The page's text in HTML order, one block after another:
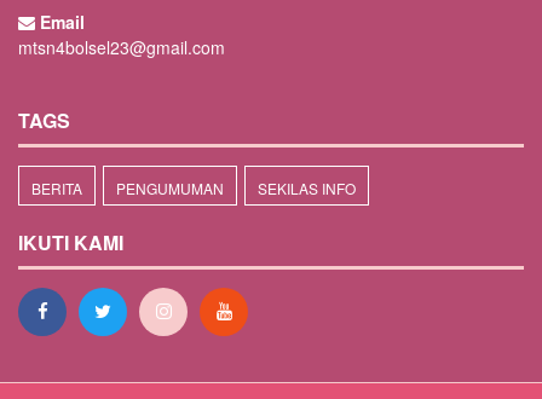
Email
mtsn4bolsel23@gmail.com
TAGS
BERITA PENGUMUMAN SEKILAS INFO
IKUTI KAMI